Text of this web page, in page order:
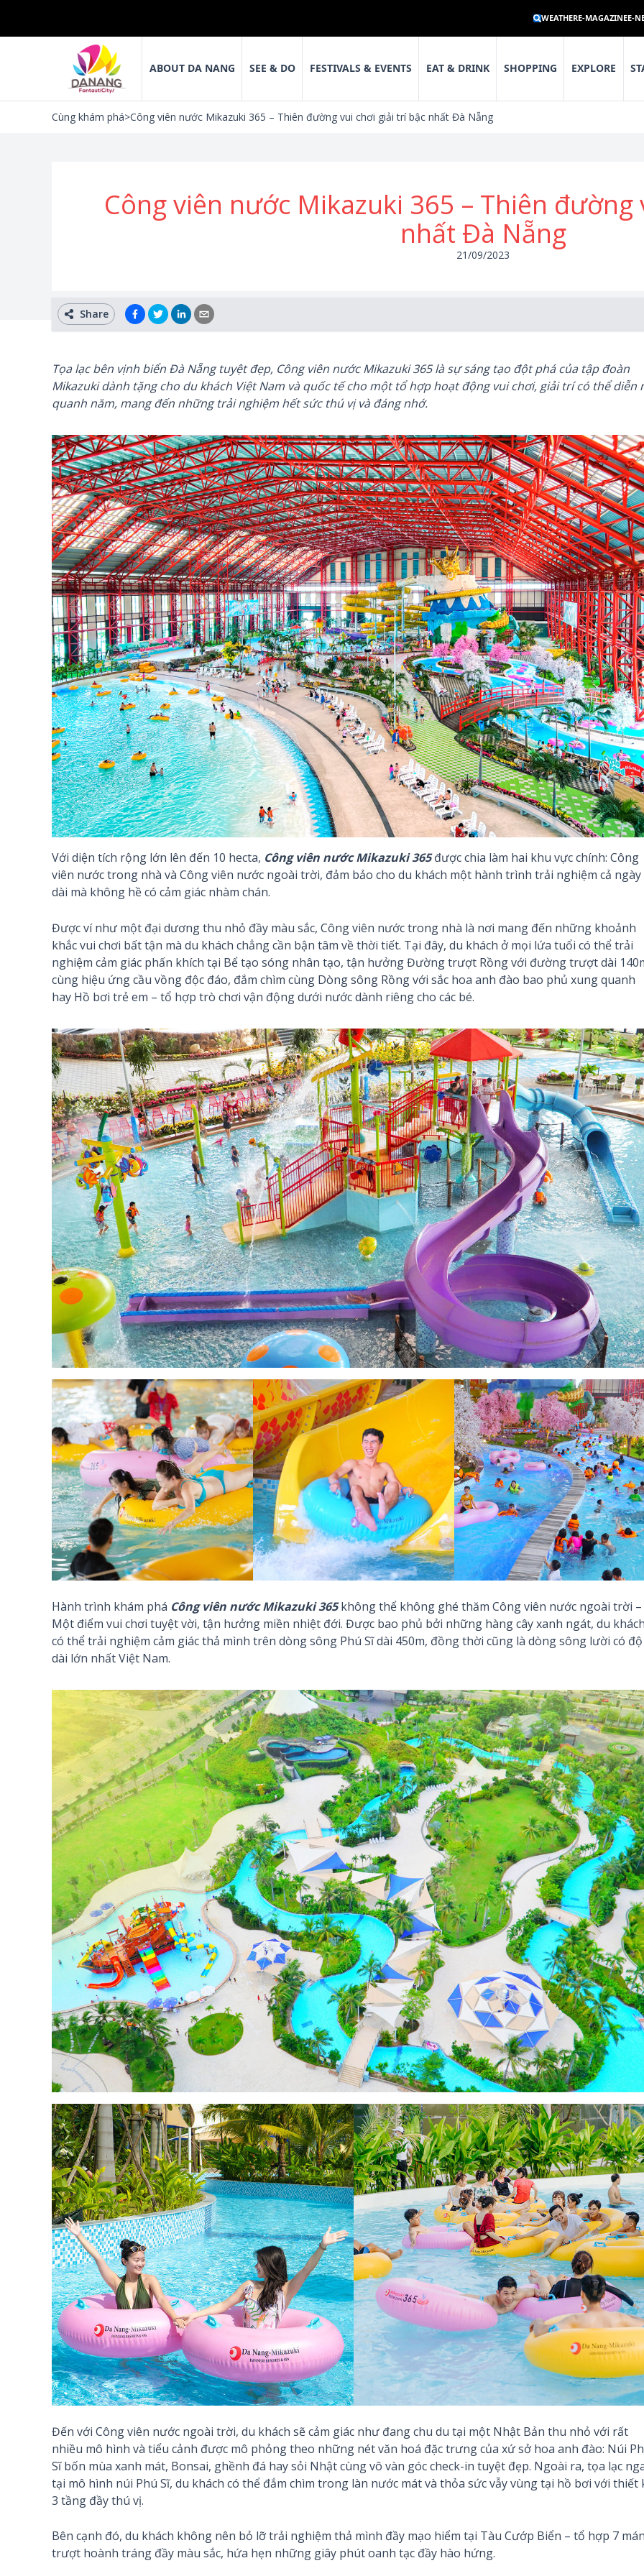
WEATHERE-MAGAZINEE-
ABOUT DA NANG SEE & DO FESTIVALS & EVENTS EAT & DRINK SHOPPING EXPLORE
Cùng khám phá>Công viên nước Mikazuki 365 – Thiên đường vui chơi giải trí bậc nhất Đà Nẵng
Công viên nước Mikazuki 365 – Thiên
nhất Đà Nẵng
21/09/2023
Share
Tọa lạc bên vịnh biển Đà Nẵng tuyệt đẹp, Công viên nước Mikazuki 365 là sự sáng tạo đột phá của tập đoàn
Mikazuki dành tặng cho du khách Việt Nam và quốc tế cho một tổ hợp hoạt động vui chơi, giải trí có thể diễn
quanh năm, mang đến những trải nghiệm hết sức thú vị và đáng nhớ.
Với diện tích rộng lớn lên đến 10 hecta, Công viên nước Mikazuki 365được chia làm hai khu vực chính: Công
viên nước trong nhà và Công viên nước ngoài trời, đảm bảo cho du khách một hành trình trải nghiệm cả ngày
dài mà không hề có cảm giác nhàm chán.
Được ví như một đại dương thu nhỏ đầy màu sắc, Công viên nước trong nhà là nơi mang đến những khoảnh
khắc vui chơi bất tận mà du khách chẳng cần bận tâm về thời tiết. Tại đây, du khách ở mọi lứa tuổi có thể trải
nghiệm cảm giác phấn khích tại Bể tạo sóng nhân tạo, tận hưởng Đường trượt Rồng với đường trượt dài
cùng hiệu ứng cầu vồng độc đáo, đắm chìm cùng Dòng sông Rồng với sắc hoa anh đào bao phủ xung quanh
hay Hồ bơi trẻ em – tổ hợp trò chơi vận động dưới nước dành riêng cho các bé.
Hành trình khám phá Công viên nước Mikazuki 365không thể không ghé thăm Công viên nước ngoài trời –
Một điểm vui chơi tuyệt vời, tận hưởng miền nhiệt đới. Được bao phủ bởi những hàng cây xanh ngát, du
có thể trải nghiệm cảm giác thả mình trên dòng sông Phú Sĩ dài 450m, đồng thời cũng là dòng sông lười có độ
dài lớn nhất Việt Nam.
Đến với Công viên nước ngoài trời, du khách sẽ cảm giác như đang chu du tại một Nhật Bản thu nhỏ với rất
nhiều mô hình và tiểu cảnh được mô phỏng theo những nét văn hoá đặc trưng của xứ sở hoa anh đào: Núi
Sĩ bốn mùa xanh mát, Bonsai, ghềnh đá hay sỏi Nhật cùng vô vàn góc check-in tuyệt đẹp. Ngoài ra, tọa lạc
tại mô hình núi Phú Sĩ, du khách có thể đắm chìm trong làn nước mát và thỏa sức vẫy vùng tại hồ bơi với thiết
3 tầng đầy thú vị.
Bên cạnh đó, du khách không nên bỏ lỡ trải nghiệm thả mình đầy mạo hiểm tại Tàu Cướp Biển – tổ hợp 7
trượt hoành tráng đầy màu sắc, hứa hẹn những giây phút oanh tạc đầy hào hứng.